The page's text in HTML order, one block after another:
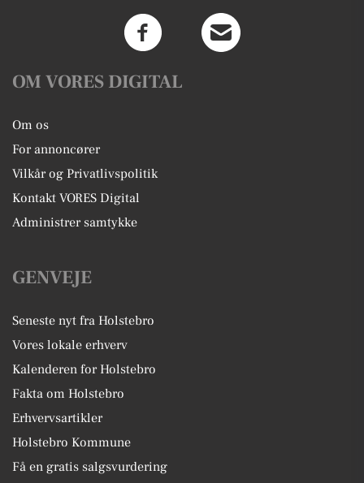
OM VORES DIGITAL
Om os
For annoncører
Vilkår og Privatlivspolitik
Kontakt VORES Digital
Administrer samtykke
GENVEJE
Seneste nyt fra Holstebro
Vores lokale erhverv
Kalenderen for Holstebro
Fakta om Holstebro
Erhvervsartikler
Holstebro Kommune
Få en gratis salgsvurdering